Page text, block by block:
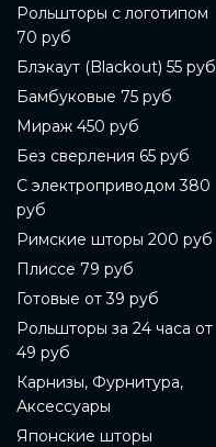
Рольшторы с логотипом
70 руб
Блэкаут (Blackout) 55 руб
Бамбуковые 75 руб
Мираж 450 руб
Без сверления 65 руб
С электроприводом 380
руб
Римские шторы 200 руб
Плиссе 79 руб
Готовые от 39 руб
Рольшторы за 24 часа от
49 руб
Карнизы, Фурнитура,
Аксессуары
Японские шторы